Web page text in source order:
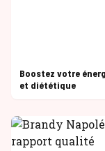
Boostez votre
et diététique